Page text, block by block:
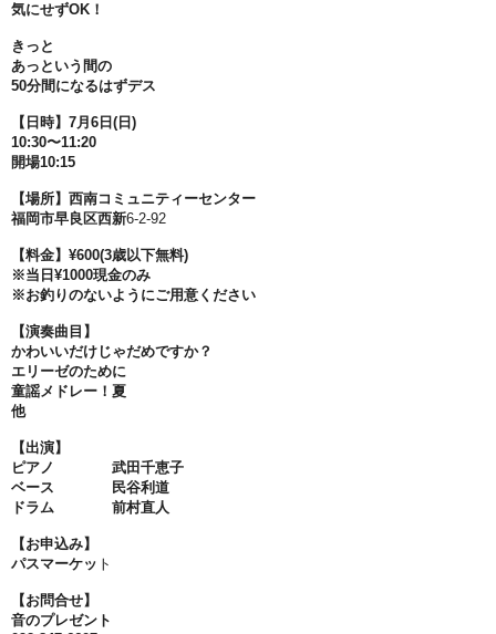
気にせずOK！
きっと
あっという間の
50分間になるはずデス
【日時】7月6日(日)
10:30〜11:20
開場10:15
【場所】西南コミュニティーセンター
福岡市早良区西新6-2-92
【料金】¥600(3歳以下無料)
※当日¥1000現金のみ
※お釣りのないようにご用意ください
【演奏曲目】
かわいいだけじゃだめですか？
エリーゼのために
童謡メドレー！夏
他
【出演】
ピアノ 武田千恵子
ベース 民谷利道
ドラム 前村直人
【お申込み】
パスマーケッ ト
【お問合せ】
音のプレゼント